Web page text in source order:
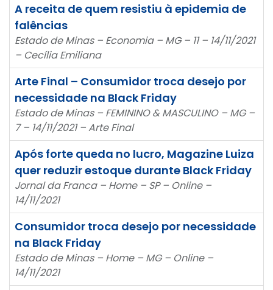
A receita de quem resistiu à epidemia de
falências
Estado de Minas – Economia – MG – 11 – 14/11/2021
– Cecília Emiliana
Arte Final – Consumidor troca desejo por
necessidade na Black Friday
Estado de Minas – FEMININO & MASCULINO – MG –
7 – 14/11/2021 – Arte Final
Após forte queda no lucro, Magazine Luiza
quer reduzir estoque durante Black Friday
Jornal da Franca – Home – SP – Online –
14/11/2021
Consumidor troca desejo por necessidade
na Black Friday
Estado de Minas – Home – MG – Online –
14/11/2021